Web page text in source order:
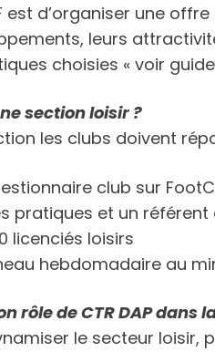
est d’organiser une
leurs
choisies « voir
section loisir ?
les clubs doivent
club sur
pratiques et un référent
licenciés loisirs
hebdomadaire au
rôle de CTR DAP dans
le secteur